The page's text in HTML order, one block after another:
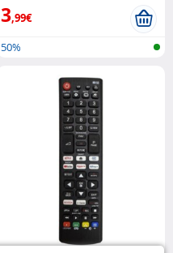
3,99€
50%